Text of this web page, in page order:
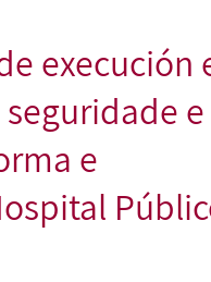
execución
e
e